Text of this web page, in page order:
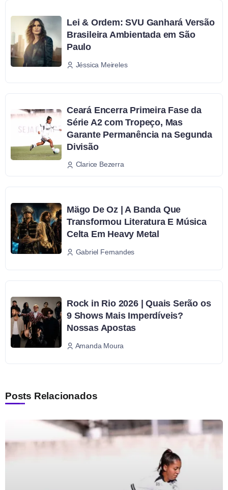
Lei & Ordem: SVU Ganhará Versão
Brasileira Ambientada em São
Paulo
Jéssica Meireles
Ceará Encerra Primeira Fase da
Série A2 com Tropeço, Mas
Garante Permanência na Segunda
Divisão
Clarice Bezerra
Mägo De Oz | A Banda Que
Transformou Literatura E Música
Celta Em Heavy Metal
Gabriel Fernandes
Rock in Rio 2026 | Quais Serão os
9 Shows Mais Imperdíveis?
Nossas Apostas
Amanda Moura
Posts Relacionados